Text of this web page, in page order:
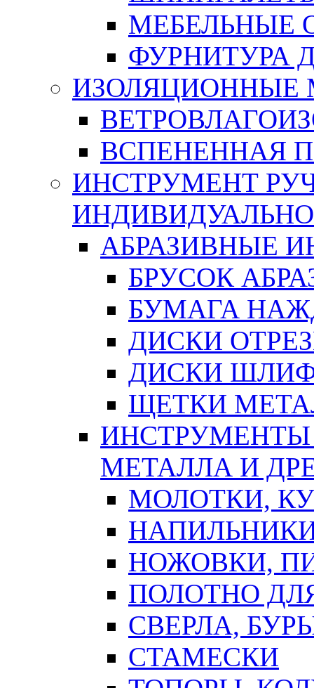
МЕБЕЛЬНЫЕ
ФУРНИТУРА
ИЗОЛЯЦИОННЫЕ
ВСПЕНЕННАЯ
ИНСТРУМЕНТ
АБРАЗИВНЫЕ
БРУСОК
БУМАГА
ДИСКИ
ДИСКИ
ЩЕТКИ
ИНСТРУМЕНТЫ
МЕТАЛЛА И
МОЛОТКИ,
НОЖОВКИ,
ПОЛОТНО
СВЕРЛА,
СТАМЕСКИ